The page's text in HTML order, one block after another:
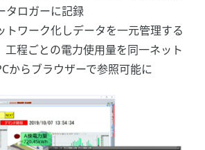
タロガーに記録
トワーク化しデータを一元管理する
工程ごとの電力使用量を同一ネット
からブラウザーで参照可能に